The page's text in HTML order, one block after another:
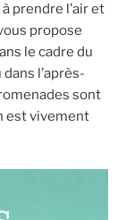
prendre l’air et
propose
le cadre du
l’après-
sont
est vivement